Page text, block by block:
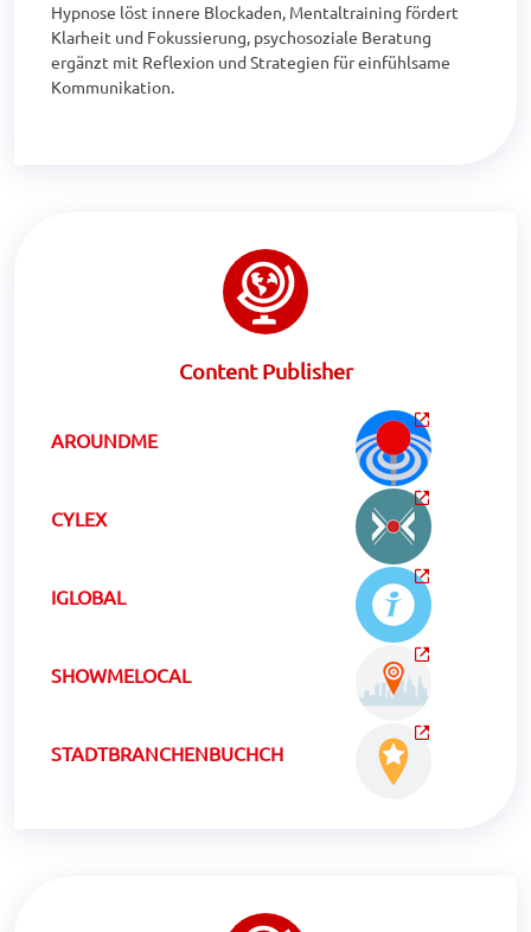
Hypnose löst innere Blockaden, Mentaltraining fördert
Klarheit und Fokussierung, psychosoziale Beratung
ergänzt mit Reflexion und Strategien für einfühlsame
Kommunikation.
Content Publisher
AROUNDME
CYLEX
IGLOBAL
SHOWMELOCAL
STADTBRANCHENBUCHCH